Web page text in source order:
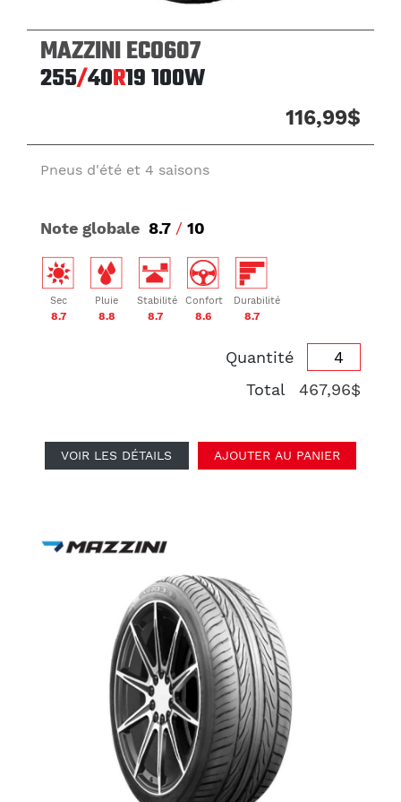
MAZZINI ECO607
255/40R19100W
116,99$
Pneus d'été et 4 saisons
Note globale 8.7 / 10
Sec
8.7
Pluie
8.8
Stabilité
8.7
Confort
8.6
Durabilité
8.7
Quantité
Total
467,96$
VOIR LES DÉTAILS AJOUTER AU PANIER